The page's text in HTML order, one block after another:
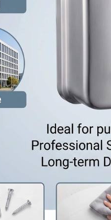
cepillada/pulida a
textura de primera
acero inoxidable mate
escuelas,
peatonal. 3.
para baños
a los
abrir la carcasa, lo que
de corte
y evita extraer exceso de
el papel en ambientes
con sensor
fuente de alimentación,
Fiable para la
sin contactoSalida de
eléctrica o
Recomendado para
para diferentes